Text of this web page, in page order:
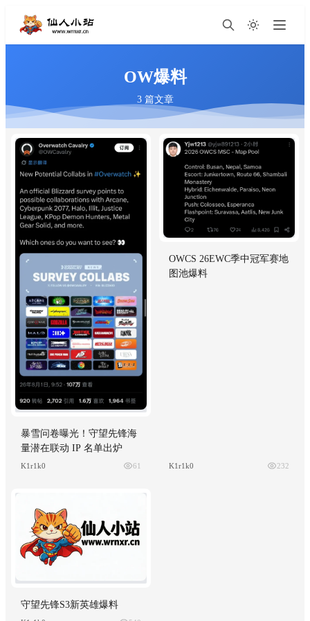
OW爆料
3 篇文章
暴雪问卷曝光！守望先锋海
量潜在联动 IP 名单出炉
K1r1k0 61
OWCS 26EWC季中冠军赛地
图池爆料
K1r1k0 232
守望先锋S3新英雄爆料